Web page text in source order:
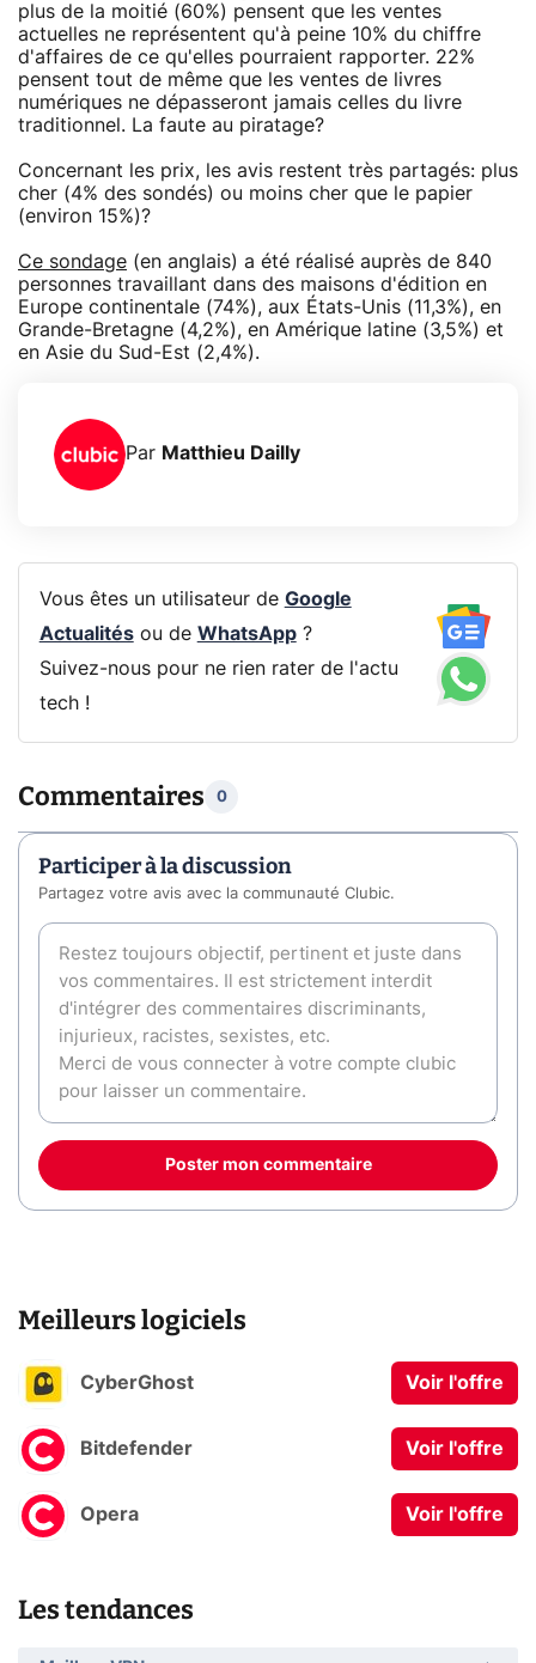
plus de la moitié (60%) pensent que les ventes
actuelles ne représentent qu'à peine 10% du chiffre
d'affaires de ce qu'elles pourraient rapporter. 22%
pensent tout de même que les ventes de livres
numériques ne dépasseront jamais celles du livre
traditionnel. La faute au piratage?
Concernant les prix, les avis restent très partagés: plus
cher (4% des sondés) ou moins cher que le papier
(environ 15%)?
Ce sondage (en anglais) a été réalisé auprès de 840
personnes travaillant dans des maisons d'édition en
Europe continentale (74%), aux États-Unis (11,3%), en
Grande-Bretagne (4,2%), en Amérique latine (3,5%) et
en Asie du Sud-Est (2,4%).
Par Matthieu Dailly
Vous êtes un utilisateur de Google
Actualitésou de WhatsApp?
Suivez-nous pour ne rien rater de l'actu
tech !
Commentaires 0
Participer à la discussion
Partagez votre avis avec la communauté Clubic.
Poster mon commentaire
Meilleurs logiciels
CyberGhost Voir l'offre
Bitdefender Voir l'offre
Opera Voir l'offre
Les tendances